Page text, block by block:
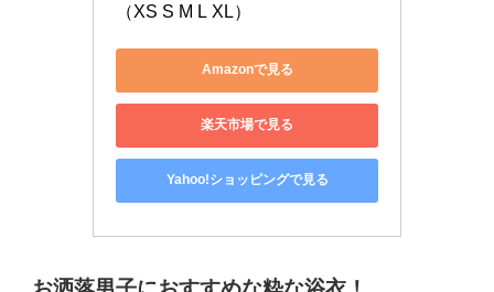
（XS S M L XL）
Amazonで見る
楽天市場で見る
Yahoo!ショッピングで見る